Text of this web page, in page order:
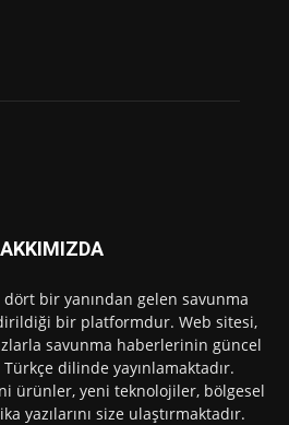
dört bir yanından gelen savunma
bir platformdur. Web sitesi,
savunma haberlerinin güncel
dilinde yayınlamaktadır.
ürünler, yeni teknolojiler, bölgesel
yazılarını size ulaştırmaktadır.